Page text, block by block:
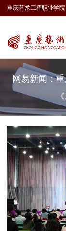
重庆艺术工程职业学院
网易新闻：